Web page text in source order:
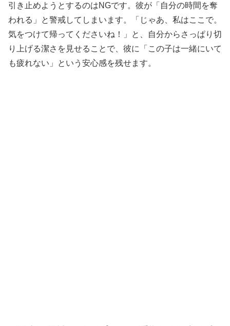
引き止めようとするのはNGです。彼が「自分の時間を奪
われる」と警戒してしまいます。「じゃあ、私はここで。
気をつけて帰ってくださいね！」と、自分からさっぱり切
り上げる潔さを見せることで、彼に「この子は一緒にいて
も疲れない」という安心感を残せます。